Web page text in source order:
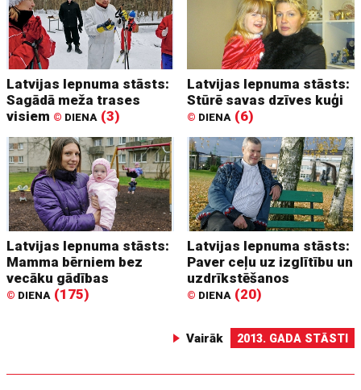
Latvijas lepnuma stāsts:
Sagādā meža trases
visiem © DIENA (3)
Latvijas lepnuma stāsts:
Stūrē savas dzīves kuģi
© DIENA (6)
Latvijas lepnuma stāsts:
Mamma bērniem bez
vecāku gādības
© DIENA (175)
Latvijas lepnuma stāsts:
Paver ceļu uz izglītību un
uzdrīkstēšanos
© DIENA (20)
Vairāk 2013. GADA STĀSTI